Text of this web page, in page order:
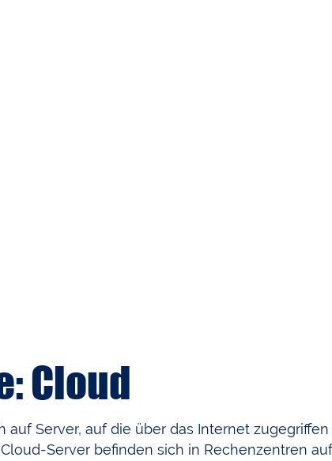
Cloud
auf Server, auf die über das Internet
Server befinden sich in Rechenzentren